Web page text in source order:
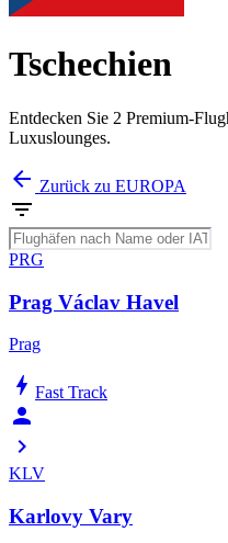
Tschechien
Entdecken Sie 2 Premium-
Luxuslounges.
arrow_back Zurück zu EUROPA
filter_list
PRG
Prag Václav Havel
Prag
bolt Fast Track
chevron_right
KLV
Karlovy Vary